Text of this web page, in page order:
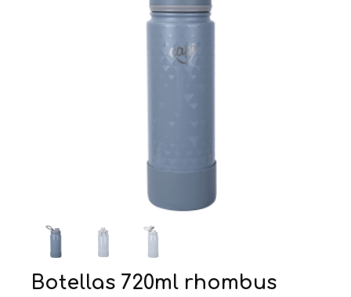
botellas 720ml rhombus